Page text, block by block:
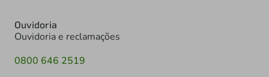
Ouvidoria
Ouvidoria e reclamações
0800 646 2519